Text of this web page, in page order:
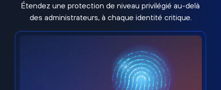
Étendez une protection de niveau privilégié au-delà
des administrateurs, à chaque identité critique.